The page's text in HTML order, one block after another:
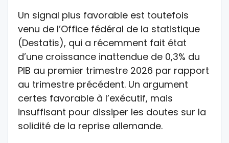
Un signal plus favorable est toutefois
venu de l’Office fédéral de la statistique
(Destatis), qui a récemment fait état
d’une croissance inattendue de 0,3% du
PIB au premier trimestre 2026 par rapport
au trimestre précédent. Un argument
certes favorable à l’exécutif, mais
insuffisant pour dissiper les doutes sur la
solidité de la reprise allemande.